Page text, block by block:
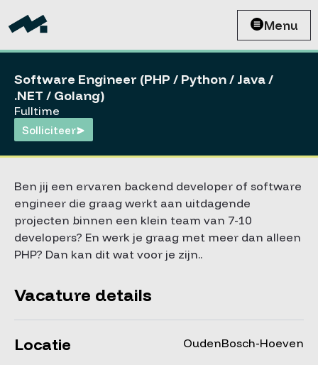
Menu
Software Engineer (PHP / Python / Java /
.NET / Golang)
Fulltime
Solliciteer
Ben jij een ervaren backend developer of software
engineer die graag werkt aan uitdagende
projecten binnen een klein team van 7-10
developers? En werk je graag met meer dan alleen
PHP? Dan kan dit wat voor je zijn..
Vacature details
Locatie OudenBosch-Hoeven